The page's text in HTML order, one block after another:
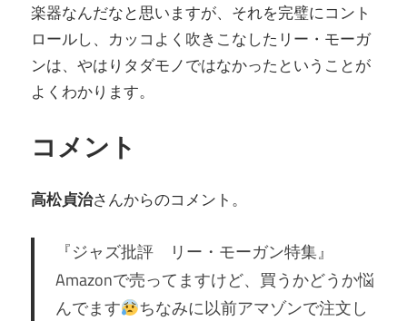
楽器なんだなと思いますが、それを完璧にコント
ロールし、カッコよく吹きこなしたリー・モーガ
ンは、やはりタダモノではなかったということが
よくわかります。
コメント
高松貞治さんからのコメント。
『ジャズ批評 リー・モーガン特集』
Amazonで売ってますけど、買うかどうか悩
んでます
ちなみに以前アマゾンで注文し